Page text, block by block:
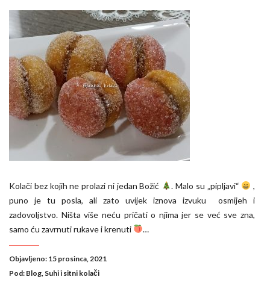
Kolači bez kojih ne prolazi ni jedan Božić . Malo su „pipljavi“
,
puno je tu posla, ali zato uvijek iznova izvuku osmijeh i
zadovoljstvo. Ništa više neću pričati o njima jer se već sve zna,
samo ću zavrnuti rukave i krenuti
…
Objavljeno: 15 prosinca, 2021
Pod: Blog, Suhi i sitni kolači